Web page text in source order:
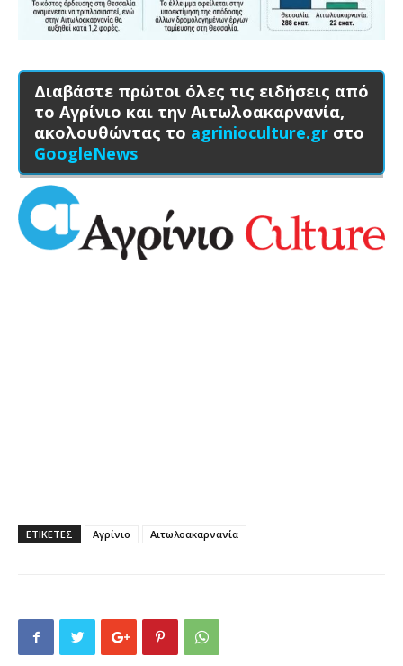
Διαβάστε πρώτοι όλες τις ειδήσεις από
το Αγρίνιο και την Αιτωλοακαρνανία,
ακολουθώντας το agrinioculture.gr στο
GoogleNews
ΕΤΙΚΕΤΕΣ Αγρίνιο Αιτωλοακαρνανία